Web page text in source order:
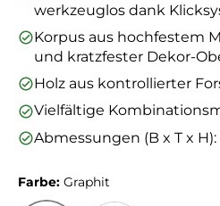
werkzeuglos dank
Korpus aus hochfestem
und kratzfester Dekor-
Holz aus kontrollierter
Vielfältige
Abmessungen (B x T x
Farbe: Graphit